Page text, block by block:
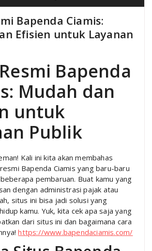
Bapenda Ciamis:
Efisien untuk Layanan
Bapenda
Mudah dan
untuk
Publik
Kali ini kita akan membahas
Bapenda Ciamis yang baru-baru
pembaruan. Buat kamu yang
dengan administrasi pajak atau
situs ini bisa jadi solusi yang
kamu. Yuk, kita cek apa saja yang
dari situs ini dan bagaimana cara
https://www.bapendaciamis.com/